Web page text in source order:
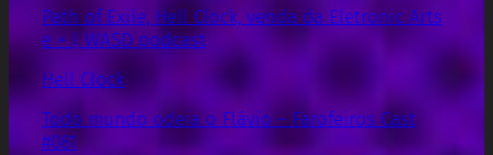
Path of Exile, Hell Clock, venda da Eletronic Arts
e + | WASD podcast
Hell Clock
Todo mundo odeia o Flávio – Farofeiros Cast
#081